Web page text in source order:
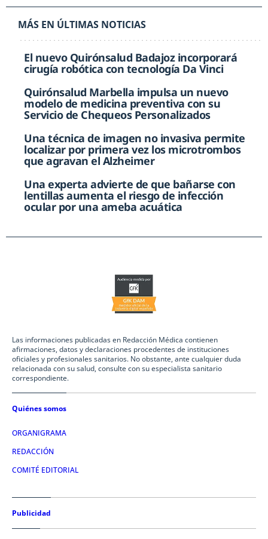
MÁS EN ÚLTIMAS NOTICIAS
El nuevo Quirónsalud Badajoz incorporará
cirugía robótica con tecnología Da Vinci
Quirónsalud Marbella impulsa un nuevo
modelo de medicina preventiva con su
Servicio de Chequeos Personalizados
Una técnica de imagen no invasiva permite
localizar por primera vez los microtrombos
que agravan el Alzheimer
Una experta advierte de que bañarse con
lentillas aumenta el riesgo de infección
ocular por una ameba acuática
Las informaciones publicadas en Redacción Médica contienen
afirmaciones, datos y declaraciones procedentes de instituciones
oficiales y profesionales sanitarios. No obstante, ante cualquier duda
relacionada con su salud, consulte con su especialista sanitario
correspondiente.
Quiénes somos
ORGANIGRAMA
REDACCIÓN
COMITÉ EDITORIAL
Publicidad